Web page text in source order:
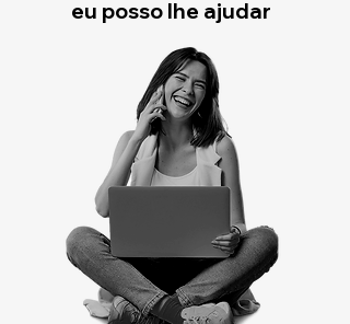
eu posso lhe ajudar